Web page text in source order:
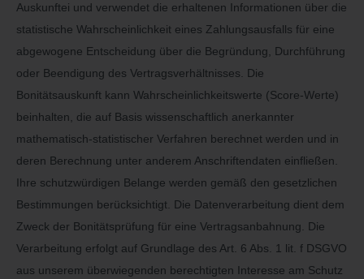
Auskunftei und verwendet die erhaltenen Informationen über die
statistische Wahrscheinlichkeit eines Zahlungsausfalls für eine
abgewogene Entscheidung über die Begründung, Durchführung
oder Beendigung des Vertragsverhältnisses. Die
Bonitätsauskunft kann Wahrscheinlichkeitswerte (Score-Werte)
beinhalten, die auf Basis wissenschaftlich anerkannter
mathematisch-statistischer Verfahren berechnet werden und in
deren Berechnung unter anderem Anschriftendaten einfließen.
Ihre schutzwürdigen Belange werden gemäß den gesetzlichen
Bestimmungen berücksichtigt. Die Datenverarbeitung dient dem
Zweck der Bonitätsprüfung für eine Vertragsanbahnung. Die
Verarbeitung erfolgt auf Grundlage des Art. 6 Abs. 1 lit. f DSGVO
aus unserem überwiegenden berechtigten Interesse am Schutz